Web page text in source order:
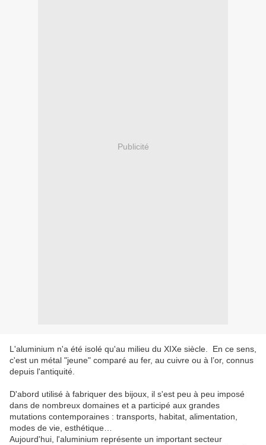
Publicité
L'aluminium n'a été isolé qu'au milieu du XIXe siècle. En ce sens,
c'est un métal "jeune" comparé au fer, au cuivre ou à l’or, connus
depuis l'antiquité.
D'abord utilisé à fabriquer des bijoux, il s'est peu à peu imposé
dans de nombreux domaines et a participé aux grandes
mutations contemporaines : transports, habitat, alimentation,
modes de vie, esthétique…
Aujourd'hui, l'aluminium représente un important secteur